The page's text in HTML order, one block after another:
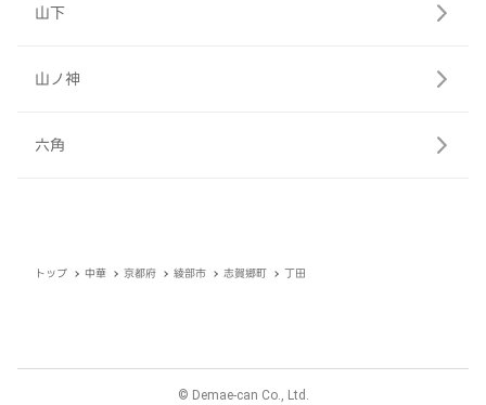
山下
山ノ神
六角
トップ 中華 京都府 綾部市 志賀郷町 丁田
© Demae-can Co., Ltd.